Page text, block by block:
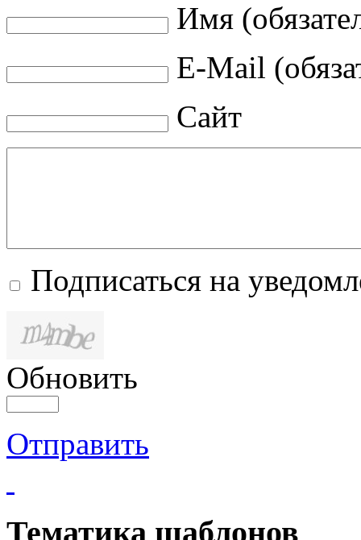
Имя
E-Mail
Сайт
Подписаться на
Обновить
Отправить
Тематика шаблонов